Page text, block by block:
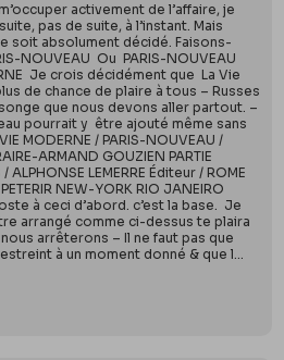
activement de l’affaire, je
pas de suite, à l’instant. Mais
soit absolument décidé. Faisons-
NOUVEAU Ou PARIS-NOUVEAU
Je crois décidément que La Vie
de chance de plaire à tous – Russes
que nous devons aller partout. –
pourrait y être ajouté même sans
MODERNE / PARIS-NOUVEAU /
ARMAND GOUZIEN PARTIE
ALPHONSE LEMERRE Éditeur / ROME
NEW-YORK RIO JANEIRO
à ceci d’abord. c’est la base. Je
arrangé comme ci-dessus te plaira
arrêterons – Il ne faut pas que
à un moment donné & que l...